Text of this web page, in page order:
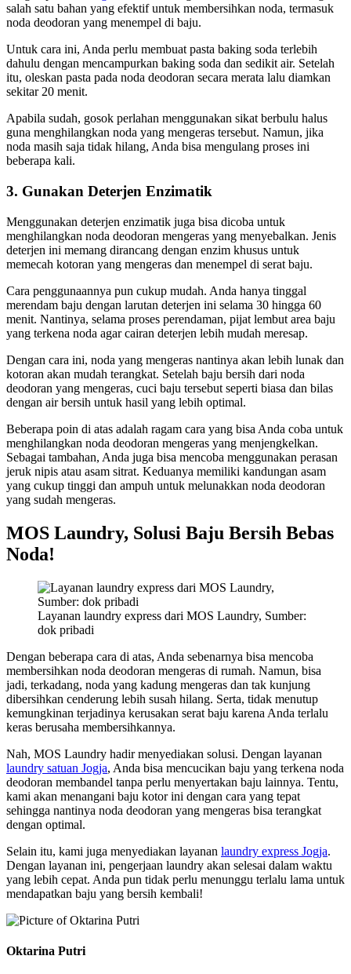
salah satu bahan yang efektif untuk membersihkan noda, termasuk
noda deodoran yang menempel di baju.
Untuk cara ini, Anda perlu membuat pasta baking soda terlebih
dahulu dengan mencampurkan baking soda dan sedikit air. Setelah
itu, oleskan pasta pada noda deodoran secara merata lalu diamkan
sekitar 20 menit.
Apabila sudah, gosok perlahan menggunakan sikat berbulu halus
guna menghilangkan noda yang mengeras tersebut. Namun, jika
noda masih saja tidak hilang, Anda bisa mengulang proses ini
beberapa kali.
3. Gunakan Deterjen Enzimatik
Menggunakan deterjen enzimatik juga bisa dicoba untuk
menghilangkan noda deodoran mengeras yang menyebalkan. Jenis
deterjen ini memang dirancang dengan enzim khusus untuk
memecah kotoran yang mengeras dan menempel di serat baju.
Cara penggunaannya pun cukup mudah. Anda hanya tinggal
merendam baju dengan larutan deterjen ini selama 30 hingga 60
menit. Nantinya, selama proses perendaman, pijat lembut area baju
yang terkena noda agar cairan deterjen lebih mudah meresap.
Dengan cara ini, noda yang mengeras nantinya akan lebih lunak dan
kotoran akan mudah terangkat. Setelah baju bersih dari noda
deodoran yang mengeras, cuci baju tersebut seperti biasa dan bilas
dengan air bersih untuk hasil yang lebih optimal.
Beberapa poin di atas adalah ragam cara yang bisa Anda coba untuk
menghilangkan noda deodoran mengeras yang menjengkelkan.
Sebagai tambahan, Anda juga bisa mencoba menggunakan perasan
jeruk nipis atau asam sitrat. Keduanya memiliki kandungan asam
yang cukup tinggi dan ampuh untuk melunakkan noda deodoran
yang sudah mengeras.
MOS Laundry, Solusi Baju Bersih Bebas
Noda!
Layanan laundry express dari MOS Laundry, Sumber:
dok pribadi
Dengan beberapa cara di atas, Anda sebenarnya bisa mencoba
membersihkan noda deodoran mengeras di rumah. Namun, bisa
jadi, terkadang, noda yang kadung mengeras dan tak kunjung
dibersihkan cenderung lebih susah hilang. Serta, tidak menutup
kemungkinan terjadinya kerusakan serat baju karena Anda terlalu
keras berusaha membersihkannya.
Nah, MOS Laundry hadir menyediakan solusi. Dengan layanan
laundry satuan Jogja, Anda bisa mencucikan baju yang terkena noda
deodoran membandel tanpa perlu menyertakan baju lainnya. Tentu,
kami akan menangani baju kotor ini dengan cara yang tepat
sehingga nantinya noda deodoran yang mengeras bisa terangkat
dengan optimal.
Selain itu, kami juga menyediakan layanan laundry express Jogja.
Dengan layanan ini, pengerjaan laundry akan selesai dalam waktu
yang lebih cepat. Anda pun tidak perlu menunggu terlalu lama untuk
mendapatkan baju yang bersih kembali!
Oktarina Putri